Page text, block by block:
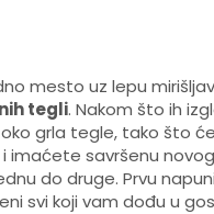
mesto uz lepu
tegli. Nakom što ih
grla tegle, tako što
savršenu
do druge. Prvu
svi koji vam dođu u